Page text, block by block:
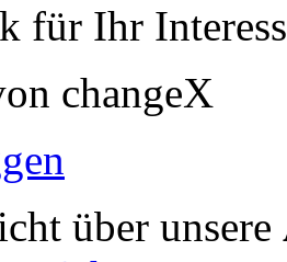
für Ihr
changeX
über unsere